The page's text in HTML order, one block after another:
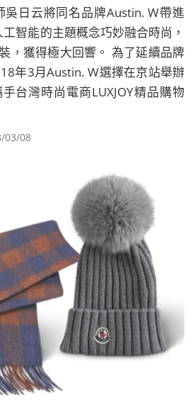
日云將同名品牌Austin. W帶進
智能的主題概念巧妙融合時尚，
，獲得極大回響。 為了延續品牌
年3月Austin. W選擇在京站舉辦
台灣時尚電商LUXJOY精品購物
串接，進行線上到線下的通路整
03/08